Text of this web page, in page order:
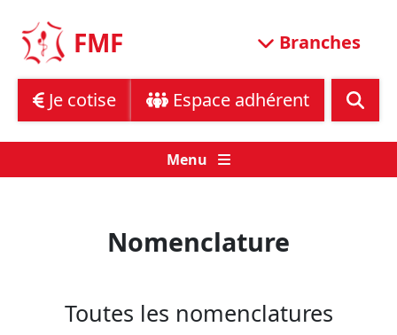
content
FMF Branches
Je cotise Espace adhérent
Menu
Nomenclature
Toutes les nomenclatures